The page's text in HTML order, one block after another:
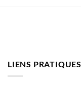
LIENS PRATIQUES